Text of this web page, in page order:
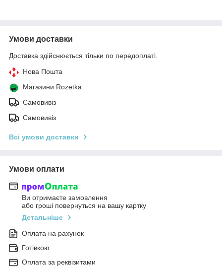
Умови доставки
Доставка здійснюється тільки по передоплаті.
Нова Пошта
Магазини Rozetka
Самовивіз
Самовивіз
Всі умови доставки
Умови оплати
Ви отримаєте замовлення
або гроші повернуться на вашу картку
Детальніше
Оплата на рахунок
Готівкою
Оплата за реквізитами